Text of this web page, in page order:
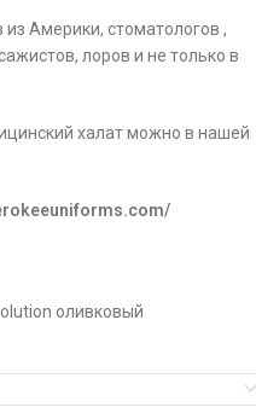
Америки, стоматологов ,
лоров и не только в
халат можно в нашей
оливковый